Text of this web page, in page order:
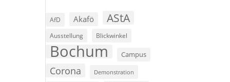
AfD Akafö AStA
Ausstellung Blickwinkel
Bochum Campus
Corona Demonstration